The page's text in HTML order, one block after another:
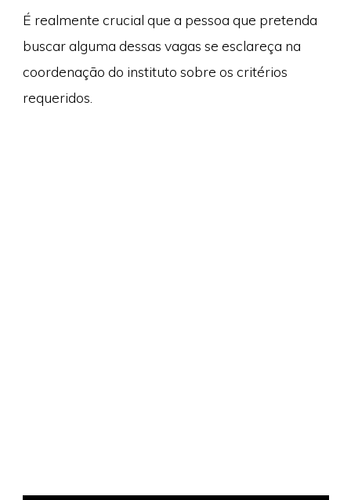
É realmente crucial que a pessoa que pretenda
buscar alguma dessas vagas se esclareça na
coordenação do instituto sobre os critérios
requeridos.